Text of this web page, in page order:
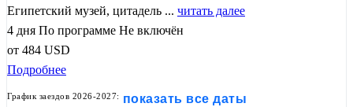
Египетский музей, цитадель ... читать далее
4 дня По программе Не включён
от 484 USD
Подробнее
График заездов 2026-2027: показать все даты